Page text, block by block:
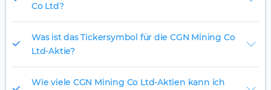
Co Ltd?
Was ist das Tickersymbol für die CGN Mining Co
Ltd-Aktie?
Wie viele CGN Mining Co Ltd-Aktien kann ich